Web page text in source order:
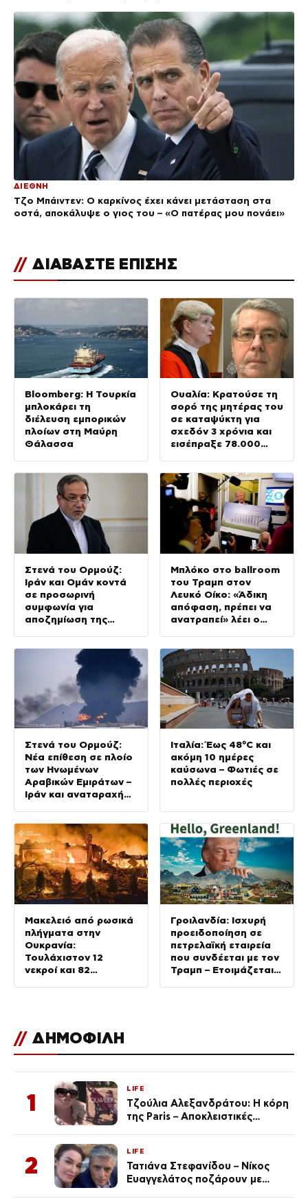
ΔΙΕΘΝΗ
Τζο Μπάιντεν: Ο καρκίνος έχει κάνει μετάσταση στα
οστά, αποκάλυψε ο γιος του – «Ο πατέρας μου πονάει»
// ΔΙΑΒΑΣΤΕ ΕΠΙΣΗΣ
Bloomberg: Η Τουρκία
μπλοκάρει τη
διέλευση εμπορικών
πλοίων στη Μαύρη
Θάλασσα
Ουαλία: Κρατούσε τη
σορό της μητέρας του
σε καταψύκτη για
σχεδόν 3 χρόνια και
εισέπραξε 78.000
Στενά του Ορμούζ:
Ιράν και Ομάν κοντά
σε προσωρινή
συμφωνία για
αποζημίωση της
Μπλόκο στο ballroom
του Τραμπ στον
Λευκό Οίκο: «Άδικη
απόφαση, πρέπει να
ανατραπεί» λέει ο
Στενά του Ορμούζ:
Νέα επίθεση σε πλοίο
των Ηνωμένων
Αραβικών Εμιράτων –
Ιράν και αναταραχή
Ιταλία: Έως 48°C και
ακόμη 10 ημέρες
καύσωνα – Φωτιές σε
πολλές περιοχές
Μακελειό από ρωσικά
πλήγματα στην
Ουκρανία:
Τουλάχιστον 12
νεκροί και 82
Γροιλανδία: Ισχυρή
προειδοποίηση σε
πετρελαϊκή εταιρεία
που συνδέεται με τον
Τραμπ – Ετοιμάζεται
// ΔΗΜΟΦΙΛΗ
1
LIFE
Τζούλια Αλεξανδράτου: Η κόρη
της Paris – Αποκλειστικές
2
LIFE
Τατιάνα Στεφανίδου – Νίκος
Ευαγγελάτος ποζάρουν με